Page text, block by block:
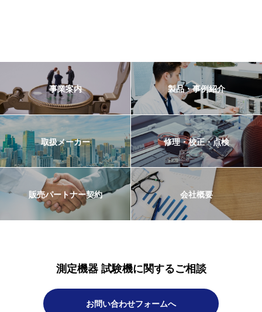
事業案内 製品・事例紹介
取扱メーカー 修理・校正・点検
販売パートナー契約 会社概要
測定機器 試験機に関するご相談
お問い合わせフォームへ